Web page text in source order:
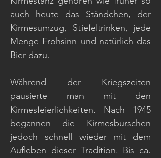
auch heute das Ständchen, der
Kirmesumzug, Stiefeltrinken, jede
Menge Frohsinn und natürlich das
Bier dazu.
Während der Kriegszeiten
pausierte man mit den
Kirmesfeierlichkeiten. Nach 1945
begannen die Kirmesburschen
jedoch schnell wieder mit dem
Aufleben dieser Tradition. Bis ca.